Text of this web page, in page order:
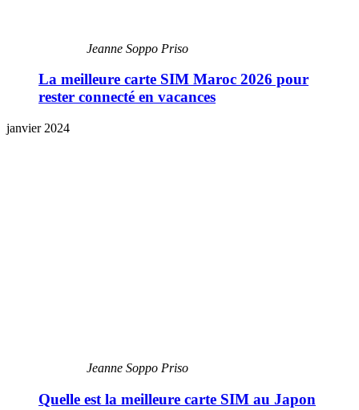
Jeanne Soppo Priso
La meilleure carte SIM Maroc 2026 pour
rester connecté en vacances
janvier 2024
Jeanne Soppo Priso
Quelle est la meilleure carte SIM au Japon